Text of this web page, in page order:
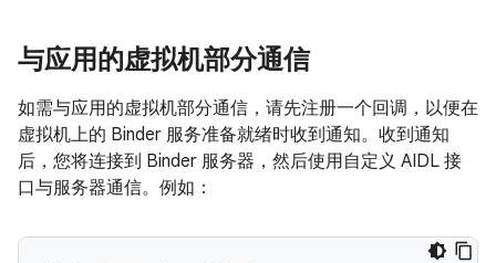
与应用的虚拟机部分通信
如需与应用的虚拟机部分通信，请先注册一个回调，以便在
虚拟机上的 Binder 服务准备就绪时收到通知。收到通知
后，您将连接到 Binder 服务器，然后使用自定义 AIDL 接
口与服务器通信。例如：